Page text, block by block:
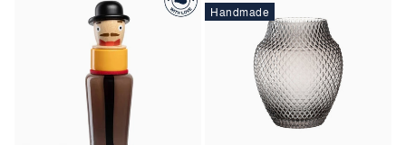
Handmade